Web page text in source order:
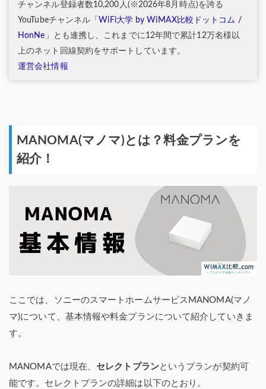
チャンネル登録者数10,200人(※2026年8月時点)を誇る
YouTubeチャンネル「WiFi大学 by WiMAX比較ドットコム /
HonNe 」とも連携し、これまでに12年間で累計12万名様以
上のネット回線契約をサポートしています。
運営会社情報
MANOMA(マノマ)とは？料金プランを
紹介！
ここでは、ソニーのスマートホームサービスMANOMA(マノ
マ)について、基本情報や料金プランについて紹介していきま
す。
MANOMAでは現在、 セレクトプランというプランが契約可
能です。セレクトプランの詳細は以下のとおり。